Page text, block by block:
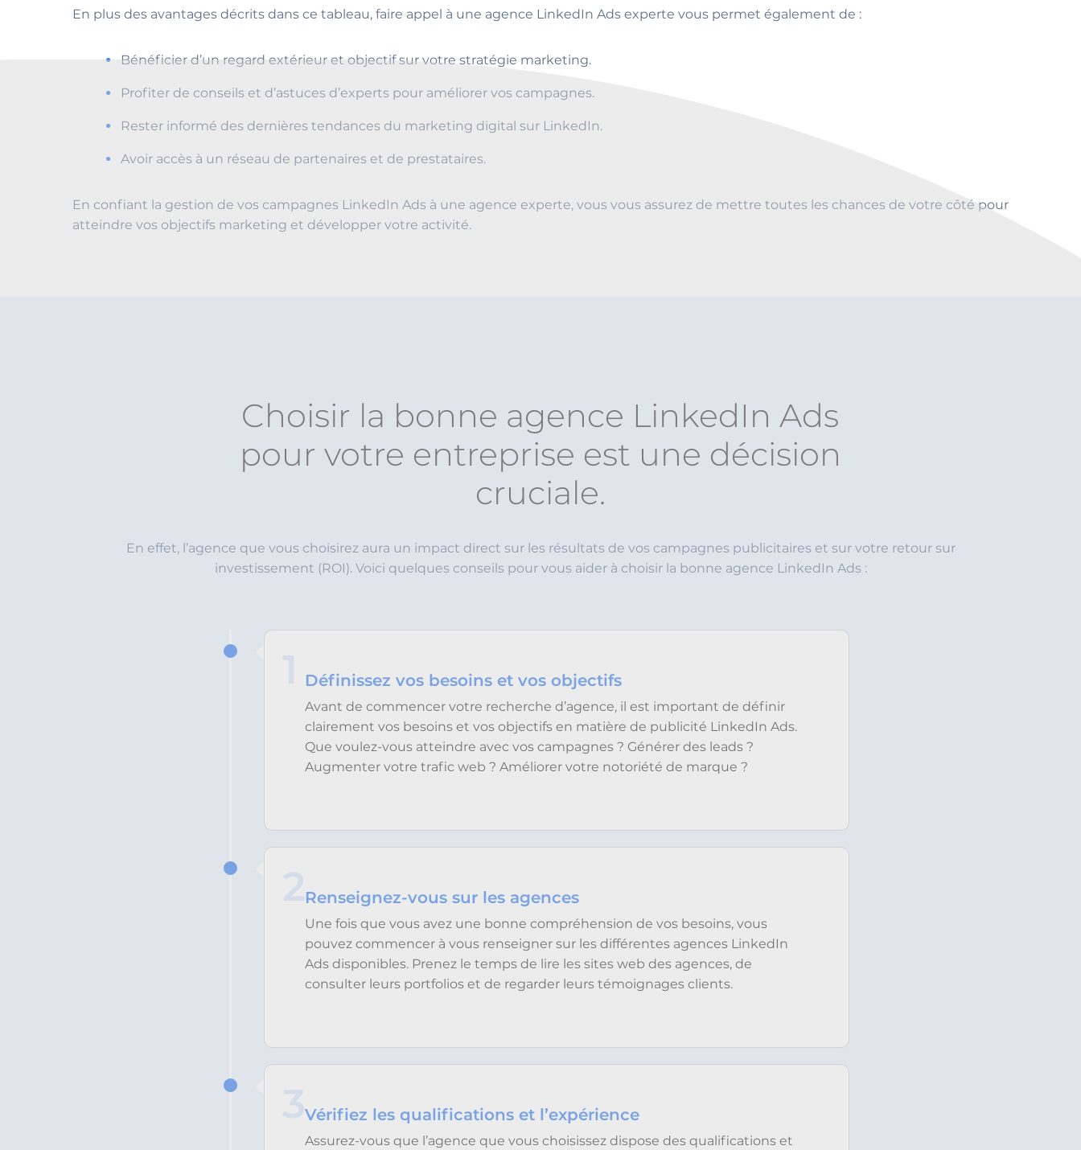
En plus des avantages décrits dans ce tableau, faire appel à une agence LinkedIn Ads experte vous permet également de :
Bénéficier d’un regard extérieur et objectif sur votre stratégie marketing.
Profiter de conseils et d’astuces d’experts pour améliorer vos campagnes.
Rester informé des dernières tendances du marketing digital sur LinkedIn.
Avoir accès à un réseau de partenaires et de prestataires.
En confiant la gestion de vos campagnes LinkedIn Ads à une agence experte, vous vous assurez de mettre toutes les chances de votre côté pour
atteindre vos objectifs marketing et développer votre activité.
Choisir la bonne agence LinkedIn Ads
pour votre entreprise est une décision
cruciale.
En effet, l’agence que vous choisirez aura un impact direct sur les résultats de vos campagnes publicitaires et sur votre retour sur
investissement (ROI). Voici quelques conseils pour vous aider à choisir la bonne agence LinkedIn Ads :
Définissez vos besoins et vos objectifs
Avant de commencer votre recherche d’agence, il est important de définir
clairement vos besoins et vos objectifs en matière de publicité LinkedIn Ads.
Que voulez-vous atteindre avec vos campagnes ? Générer des leads ?
Augmenter votre trafic web ? Améliorer votre notoriété de marque ?
Renseignez-vous sur les agences
Une fois que vous avez une bonne compréhension de vos besoins, vous
pouvez commencer à vous renseigner sur les différentes agences LinkedIn
Ads disponibles. Prenez le temps de lire les sites web des agences, de
consulter leurs portfolios et de regarder leurs témoignages clients.
Vérifiez les qualifications et l’expérience
3
Assurez-vous que l’agence que vous choisissez dispose des qualifications et